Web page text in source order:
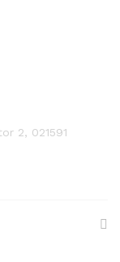
2, 021591